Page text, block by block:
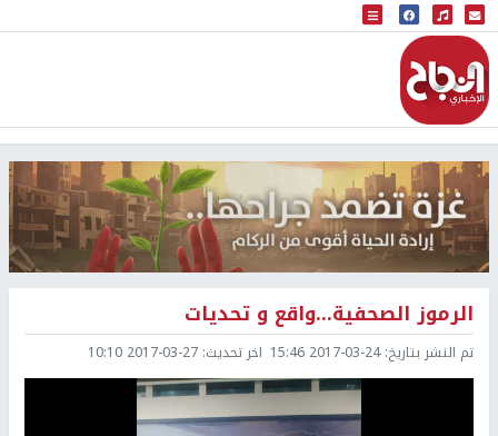
البث المباشر
إذاعة النجاح
الرموز الصحفية...واقع و تحديات
تم النشر بتاريخ:2017-03-24 15:46 اخر تحديث: 2017-03-27 10:10